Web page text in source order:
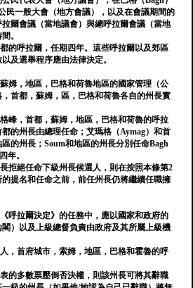
民一般大會（地方會議），以及在會議期間的
爾會議（當地議會）與總呼拉爾會議（當地
。
的呼拉爾，任期四年。這些呼拉爾以及郊區
及選舉程序應由法律決定。
姆，地區，巴格和荷魯地區的國家管理（公
首都，蘇姆，區，巴格和荷魯各自的州長實
峰，首都，蘇姆，地區，巴格和荷魯的呼拉
的州長由總理任命；艾瑪格（Aymag）和首
的州長；Soum和地區的州長分別任命Bagh
年。
拒絕任命下級州長候選人，則在按照本條第2
提名和任命之前，前任州長仍將繼續任職擁
呼拉爾決定》的任務中，應以國家和政府的
）以及上級總督負責由政府及其所屬上級機
，首府城市，索姆，地區，巴格和霍魯的呼
的多數票壓倒否決權，則該州長可將其辭職